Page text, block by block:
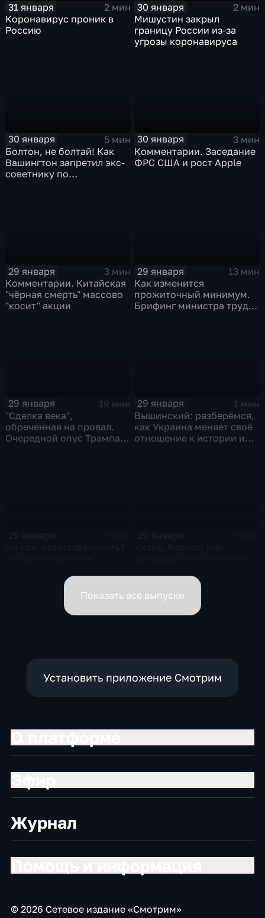
31 января
2 мин
Коронавирус проник в
Россию
30 января
2 мин
Мишустин закрыл
границу России из-за
угрозы коронавируса
30 января
5 мин
Болтон, не болтай! Как
Вашингтон запретил экс-
советнику по
30 января
3 мин
Комментарии. Заседание
ФРС США и рост Apple
29 января
3 мин
Комментарии. Китайская
"чёрная смерть" массово
"косит" акции
29 января
13 мин
Как изменится
прожиточный минимум.
Брифинг министра труда
29 января
19 мин
"Сделка века",
обреченная на провал.
Очередной опус Трампа.
29 января
1 мин
Вышинский: разберёмся,
как Украина меняет своё
отношение к истории и
вице-премьеров
Показать все выпуски
Установить приложение Смотрим
Журнал
© 2026 Сетевое издание «Смотрим»